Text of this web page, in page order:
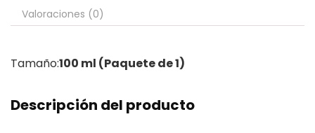
Valoraciones (0)
Tamaño:100 ml (Paquete de 1)
Descripción del producto